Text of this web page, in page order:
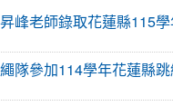
峰老師錄取花蓮縣115學
隊參加114學年花蓮縣